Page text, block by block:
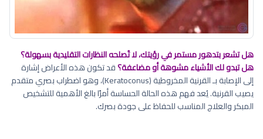
هل تشعر بتدهور مستمر في رؤيتك، لا تُصلحه النظارات التقليدية بسهولة؟
هل تبدو لك الأشياء مشوهة أو مضاعفة؟قد تكون هذه الأعراض إشارة
إلى الإصابة بـ القرنية المخروطية (Keratoconus)، وهو اضطراب بصري متقدم
يصيب القرنية. يُعد فهم هذه الحالة الحساسة أمرًا بالغ الأهمية للتشخيص
المبكر والعلاج المناسب للحفاظ على جودة بصرك.